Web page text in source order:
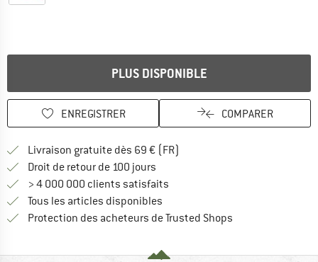
PLUS DISPONIBLE
ENREGISTRER COMPARER
Livraison gratuite dès 69 € (FR)
Droit de retour de 100 jours
> 4 000 000 clients satisfaits
Tous les articles disponibles
Protection des acheteurs de Trusted Shops